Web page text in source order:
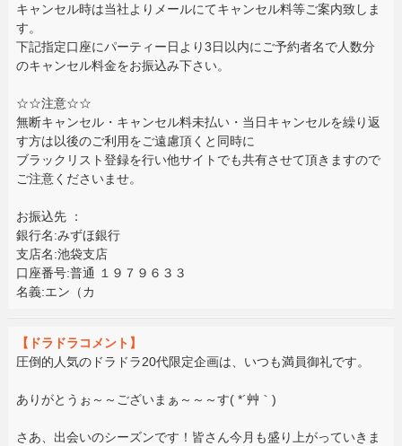
キャンセル時は当社よりメールにてキャンセル料等ご案内致しま
す。
下記指定口座にパーティー日より3日以内にご予約者名で人数分
のキャンセル料金をお振込み下さい。
☆☆注意☆☆
無断キャンセル・キャンセル料未払い・当日キャンセルを繰り返
す方は以後のご利用をご遠慮頂くと同時に
ブラックリスト登録を行い他サイトでも共有させて頂きますので
ご注意くださいませ。
お振込先 ：
銀行名:みずほ銀行
支店名:池袋支店
口座番号:普通 １９７９６３３
名義:エン（カ
【ドラドラコメント】
圧倒的人気のドラドラ20代限定企画は、いつも満員御礼です。
ありがとうぉ～～ございまぁ～～～す( *´艸｀)
さあ、出会いのシーズンです！皆さん今月も盛り上がっていきま